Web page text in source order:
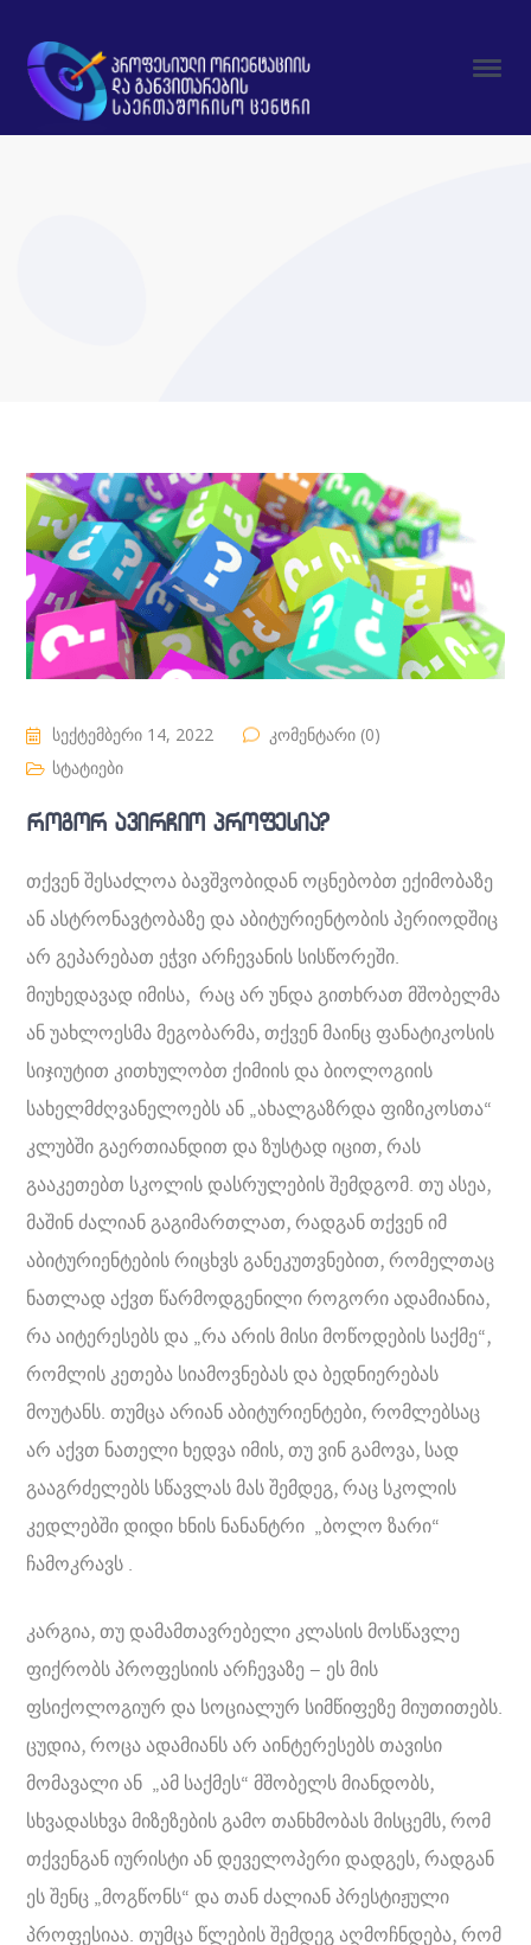
სექტემბერი 14, 2022
კომენტარი (0)
სტატიები
როგორ ავირჩიო პროფესია?
თქვენ შესაძლოა ბავშვობიდან ოცნებობთ ექიმობაზე
ან ასტრონავტობაზე და აბიტურიენტობის პერიოდშიც
არ გეპარებათ ეჭვი არჩევანის სისწორეში.
მიუხედავად იმისა, რაც არ უნდა გითხრათ მშობელმა
ან უახლოესმა მეგობარმა, თქვენ მაინც ფანატიკოსის
სიჯიუტით კითხულობთ ქიმიის და ბიოლოგიის
სახელმძღვანელოებს ან „ახალგაზრდა ფიზიკოსთა“
კლუბში გაერთიანდით და ზუსტად იცით, რას
გააკეთებთ სკოლის დასრულების შემდგომ. თუ ასეა,
მაშინ ძალიან გაგიმართლათ, რადგან თქვენ იმ
აბიტურიენტების რიცხვს განეკუთვნებით, რომელთაც
ნათლად აქვთ წარმოდგენილი როგორი ადამიანია,
რა აიტერესებს და „რა არის მისი მოწოდების საქმე“,
რომლის კეთება სიამოვნებას და ბედნიერებას
მოუტანს. თუმცა არიან აბიტურიენტები, რომლებსაც
არ აქვთ ნათელი ხედვა იმის, თუ ვინ გამოვა, სად
გააგრძელებს სწავლას მას შემდეგ, რაც სკოლის
კედლებში დიდი ხნის ნანანტრი „ბოლო ზარი“
ჩამოკრავს .
კარგია, თუ დამამთავრებელი კლასის მოსწავლე
ფიქრობს პროფესიის არჩევაზე – ეს მის
ფსიქოლოგიურ და სოციალურ სიმწიფეზე მიუთითებს.
ცუდია, როცა ადამიანს არ აინტერესებს თავისი
მომავალი ან „ამ საქმეს“ მშობელს მიანდობს,
სხვადასხვა მიზეზების გამო თანხმობას მისცემს, რომ
თქვენგან იურისტი ან დეველოპერი დადგეს, რადგან
ეს შენც „მოგწონს“ და თან ძალიან პრესტიჟული
პროფესიაა. თუმცა წლების შემდეგ აღმოჩნდება, რომ